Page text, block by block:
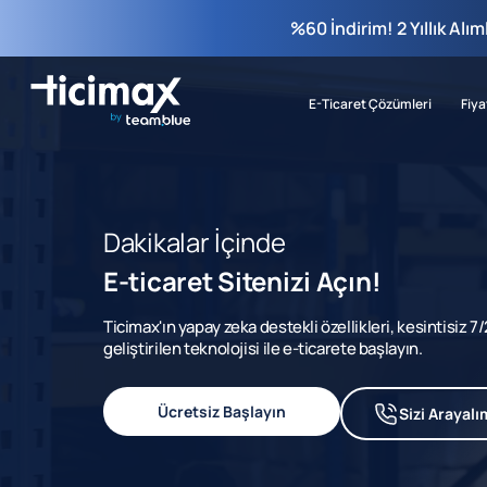
%60 İndirim! 2 Yıllık
E-Ticaret Çözümleri
Dakikalar İçinde
E-ticaret Sitenizi Açın!
Ticimax'ın yapay zeka destekli özellikleri, kesintisiz
geliştirilen teknolojisi ile e-ticarete başlayın.
Ücretsiz Başlayın Sizi